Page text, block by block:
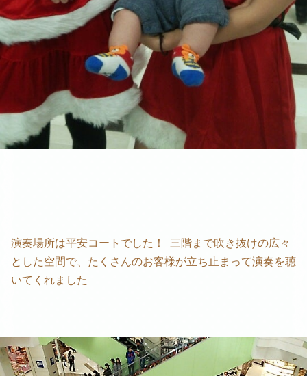
演奏場所は平安コートでした！ 三階まで吹き抜けの広々
とした空間で、たくさんのお客様が立ち止まって演奏を聴
いてくれました